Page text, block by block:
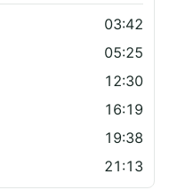
03:42
05:25
12:30
16:19
19:38
21:13